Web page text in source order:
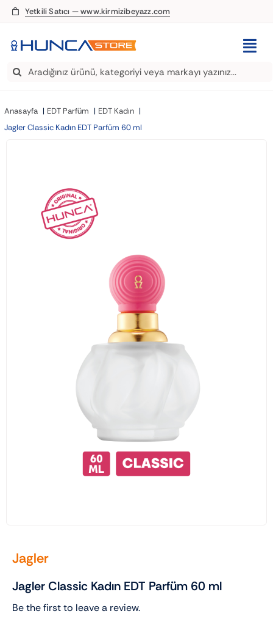
Skip
content
Yetkili Satıcı — www.kirmizibeyazz.com
EDT Parfüm
Deodorant
Saç Kremi
Search
Anasayfa EDT Parfüm
EDT Kadın
Jagler Classic Kadın EDT Parfüm 60 ml
Jagler
Jagler Classic Kadın EDT Parfüm 60 ml
Be the first to leave a review.